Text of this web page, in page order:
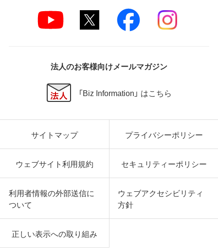
法人のお客様向けメールマガジン
「Biz Information」 はこちら
サイトマップ プライバシーポリシー
ウェブサイト利用規約 セキュリティーポリシー
利用者情報の外部送信に
ついて
ウェブアクセシビリティ
方針
正しい表示への取り組み